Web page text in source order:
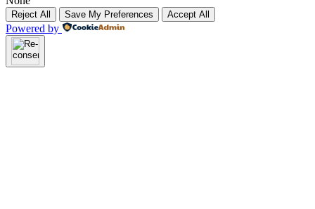
Reject All Save My Preferences Accept All
Powered by